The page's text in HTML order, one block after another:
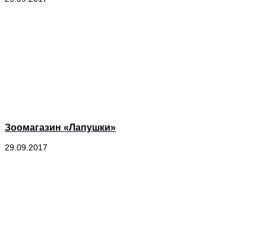
Зоомагазин «Лапушки»
29.09.2017